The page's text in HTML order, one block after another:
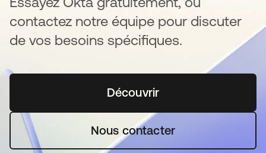
contactez notre équipe pour discuter
de vos besoins spécifiques.
Découvrirs’ouvre dans un nouvel
Nous contacter